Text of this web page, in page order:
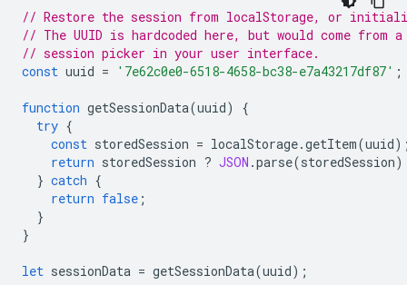
// Restore the session from localStorage, or
// The UUID is hardcoded here, but would come from a
// session picker in your user interface.
const uuid = '7e62c0e0-6518-4658-bc38-e7a43217df87' ;
function getSessionData(uuid)
{
try {
const storedSession = localStorage.getItem(uuid
return storedSession ? JSON .parse(storedSession)
} catch {
return false ;
}
}
let sessionData = getSessionData(uuid);